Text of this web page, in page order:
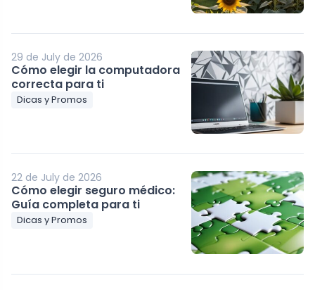
29 de July de 2026
Cómo elegir la computadora
correcta para ti
Dicas y Promos
22 de July de 2026
Cómo elegir seguro médico:
Guía completa para ti
Dicas y Promos